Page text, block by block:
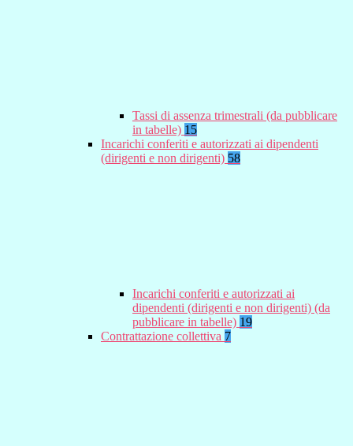
Tassi di assenza trimestrali (da pubblicare
in tabelle) 15
Incarichi conferiti e autorizzati ai dipendenti
(dirigenti e non dirigenti) 58
Incarichi conferiti e autorizzati ai
dipendenti (dirigenti e non dirigenti) (da
pubblicare in tabelle) 19
Contrattazione collettiva 7